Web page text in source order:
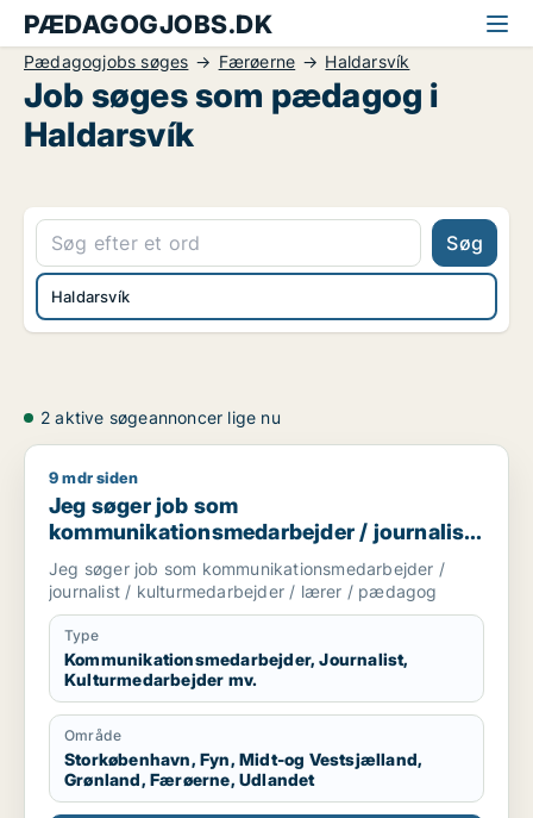
PÆDAGOGJOBS.DK
Pædagogjobs søges Færøerne Haldarsvík
Job søges som pædagog i
Haldarsvík
Søg
Haldarsvík
2 aktive søgeannoncer lige nu
Jeg søger job som kommunikationsmedarbejder /
9 mdr siden
Jeg søger job som
kommunikationsmedarbejder / journalist
/ kulturmedarbejder / lærer / pædagog
Jeg søger job som kommunikationsmedarbejder /
journalist / kulturmedarbejder / lærer / pædagog
Type
Kommunikationsmedarbejder, Journalist,
Kulturmedarbejder mv.
Område
Storkøbenhavn, Fyn, Midt-og Vestsjælland,
Grønland, Færøerne, Udlandet